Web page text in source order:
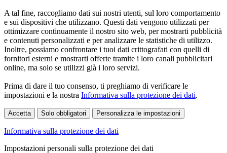
A tal fine, raccogliamo dati sui nostri utenti, sul loro comportamento
e sui dispositivi che utilizzano. Questi dati vengono utilizzati per
ottimizzare continuamente il nostro sito web, per mostrarti pubblicità
e contenuti personalizzati e per analizzare le statistiche di utilizzo.
Inoltre, possiamo confrontare i tuoi dati crittografati con quelli di
fornitori esterni e mostrarti offerte tramite i loro canali pubblicitari
online, ma solo se utilizzi già i loro servizi.
Prima di dare il tuo consenso, ti preghiamo di verificare le
impostazioni e la nostra Informativa sulla protezione dei dati.
Accetta Solo obbligatori Personalizza le impostazioni
Informativa sulla protezione dei dati
Impostazioni personali sulla protezione dei dati